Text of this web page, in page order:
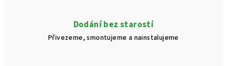
Dodání bez starostí
Přivezeme, smontujeme a nainstalujeme